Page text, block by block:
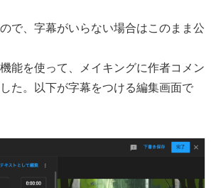
で、字幕がいらない場合はこのまま公
能を使って、メイキングに作者コメン
た。以下が字幕をつける編集画面で